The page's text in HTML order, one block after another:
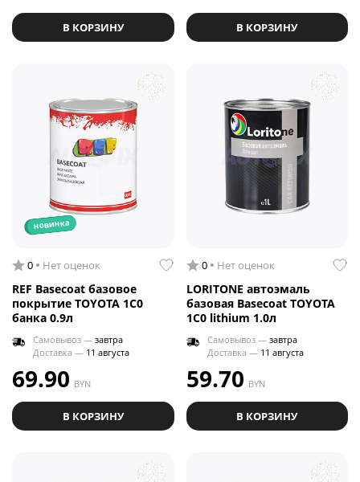
В КОРЗИНУ В КОРЗИНУ
новинка
0 Нет оценок
REF Basecoat базовое
покрытие TOYOTA 1C0
банка 0.9л
Самовывоз — завтра
Доставка — 11 августа
69.90 BYN
В КОРЗИНУ
0 Нет оценок
LORITONE автоэмаль
базовая Basecoat TOYOTA
1C0 lithium 1.0л
Самовывоз — завтра
Доставка — 11 августа
59.70 BYN
В КОРЗИНУ